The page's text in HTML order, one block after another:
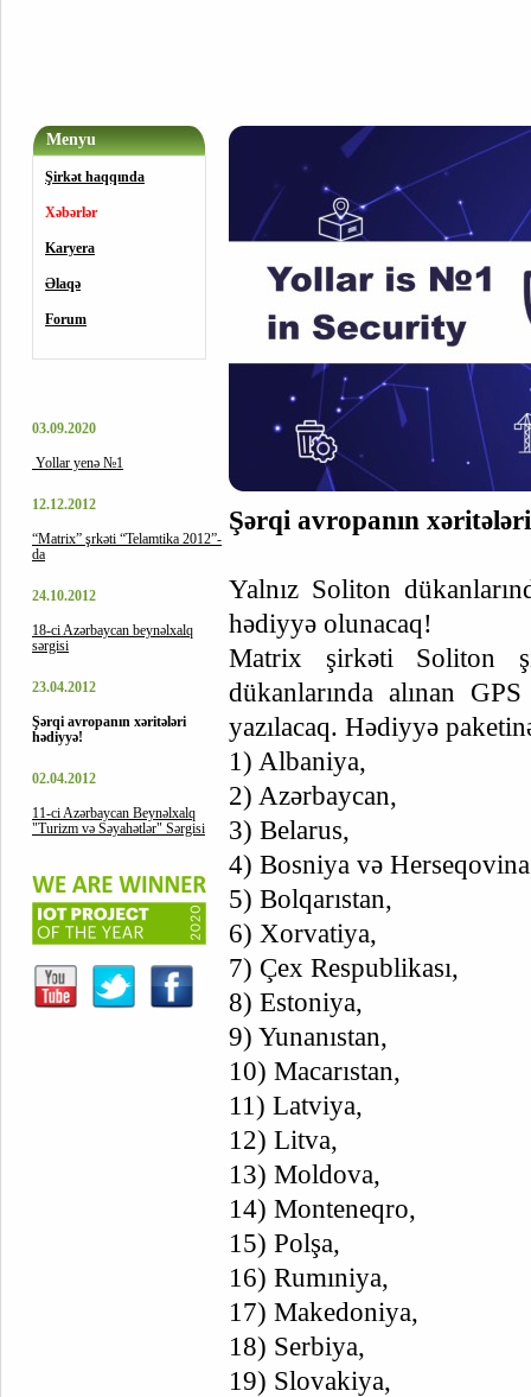
Menyu
Şirkət haqqında
Xəbərlər
Karyera
Əlaqə
Forum
03.09.2020
Yollar yenə №1
12.12.2012
“Matrix” şrkəti “Telamtika 2012”-
da
24.10.2012
18-ci Azərbaycan beynəlxalq
sərgisi
23.04.2012
Şərqi avropanın xəritələri
hədiyyə!
02.04.2012
11-ci Azərbaycan Beynəlxalq
"Turizm və Səyahətlər" Sərgisi
Şərqi avropanın
Yalnız Soliton
hədiyyə olunacaq!
Matrix şirkəti Soliton
dükanlarında alınan
yazılacaq. Hədiyyə
1) Albaniya,
2) Azərbaycan,
3) Belarus,
4) Bosniya və
5) Bolqarıstan,
6) Xorvatiya,
7) Çex Respublikası,
8) Estoniya,
9) Yunanıstan,
10) Macarıstan,
11) Latviya,
12) Litva,
13) Moldova,
14) Monteneqro,
15) Polşa,
16) Rumıniya,
17) Makedoniya,
18) Serbiya,
19) Slovakiya,